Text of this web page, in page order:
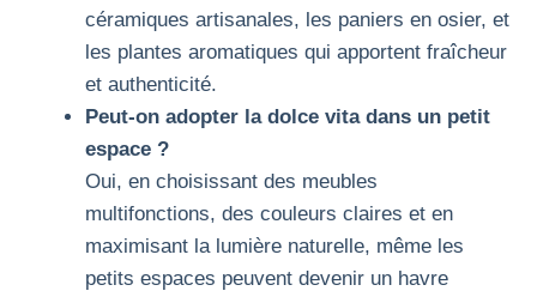
céramiques artisanales, les paniers en osier, et
les plantes aromatiques qui apportent fraîcheur
et authenticité.
Peut-on adopter la dolce vita dans un petit
espace ?
Oui, en choisissant des meubles
multifonctions, des couleurs claires et en
maximisant la lumière naturelle, même les
petits espaces peuvent devenir un havre